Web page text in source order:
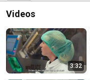
Videos
3:32